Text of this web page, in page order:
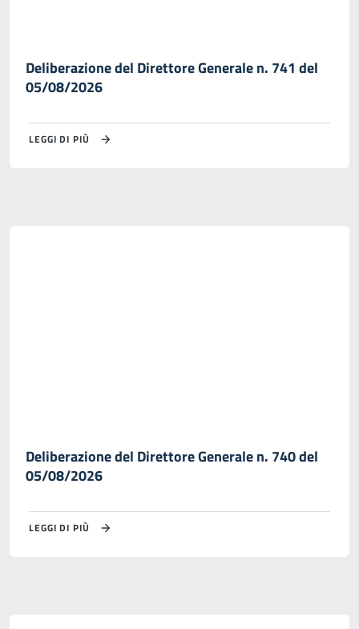
Deliberazione del Direttore Generale n. 741 del
05/08/2026
LEGGI DI PIÙ
Deliberazione del Direttore Generale n. 740 del
05/08/2026
LEGGI DI PIÙ